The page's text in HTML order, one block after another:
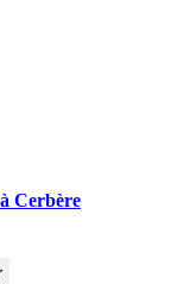
Cerbère